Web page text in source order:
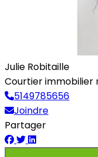
Julie Robitaille
Courtier
5149785656
Joindre
Partager